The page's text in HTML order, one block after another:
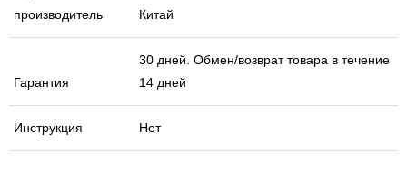
производитель
Китай
Гарантия
30 дней. Обмен/возврат товара в течение
14 дней
Инструкция Нет